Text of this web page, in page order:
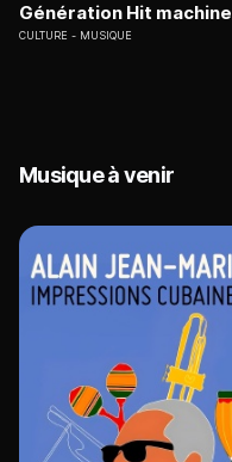
Génération Hit machine
CULTURE MUSIQUE
Musique à venir